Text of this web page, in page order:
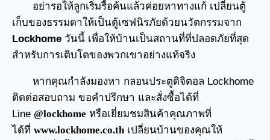
อย่ารอให้ลูกเริ่มรื้อค้นแล้วค่อยหาทางแก้ เปลี่ยนตู้
เก็บของธรรมดาให้เป็นตู้เซฟนิรภัยด้วยนวัตกรรมจาก
Lockhome วันนี้ เพื่อให้บ้านเป็นสถานที่ที่ปลอดภัยที่สุด
สำหรับการเติบโตของพวกเขาอย่างแท้จริง
หากคุณกำลังมองหา กลอนประตูดิจิตอล Lockhome
ติดต่อสอบถาม ขอคำปรึกษา และสั่งซื้อได้ที่
Line @lockhome หรือเยี่ยมชมสินค้าคุณภาพที่
ได้ที่ www.lockhome.co.thเปลี่ยนบ้านของคุณให้